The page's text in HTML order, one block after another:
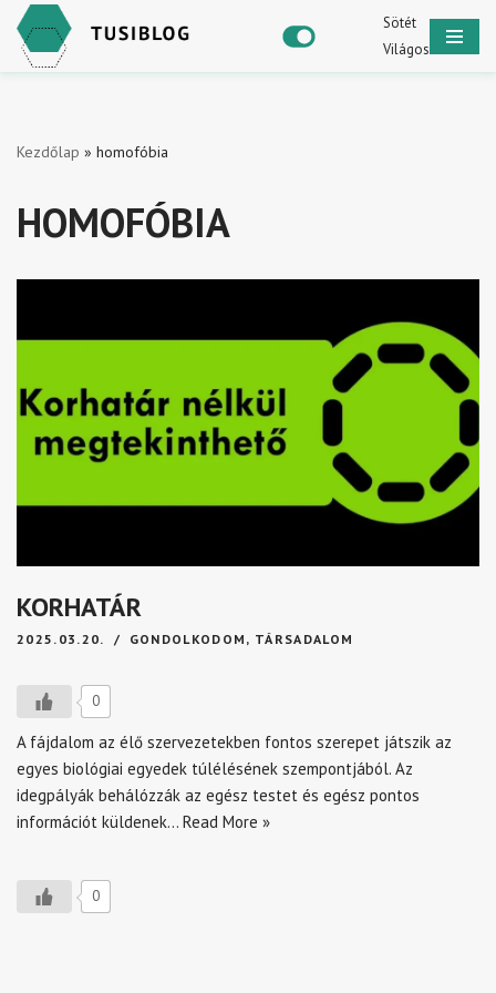
Skip
Sötét
Világos
Kezdőlap » homofóbia
HOMOFÓBIA
KORHATÁR
2025.03.20. GONDOLKODOM , TÁRSADALOM
0
A fájdalom az élő szervezetekben fontos szerepet játszik az
egyes biológiai egyedek túlélésének szempontjából. Az
idegpályák behálózzák az egész testet és egész pontos
információt küldenek… Read More »
0